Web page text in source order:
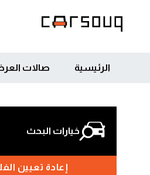
الرئيسية صالات
خيارات البحث
إعادة تعيين